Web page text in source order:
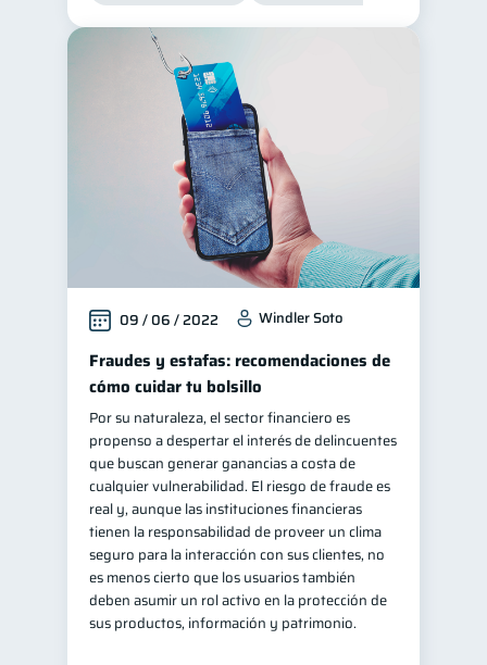
09 / 06 / 2022 Windler Soto
Fraudes y estafas: recomendaciones de
cómo cuidar tu bolsillo
Por su naturaleza, el sector financiero es
propenso a despertar el interés de delincuentes
que buscan generar ganancias a costa de
cualquier vulnerabilidad. El riesgo de fraude es
real y, aunque las instituciones financieras
tienen la responsabilidad de proveer un clima
seguro para la interacción con sus clientes, no
es menos cierto que los usuarios también
deben asumir un rol activo en la protección de
sus productos, información y patrimonio.